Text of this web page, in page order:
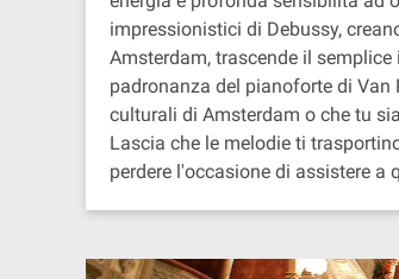
impressionistici di Debussy,
Amsterdam, trascende il
padronanza del pianoforte di
culturali di Amsterdam o che tu
Lascia che le melodie ti
perdere l'occasione di assistere